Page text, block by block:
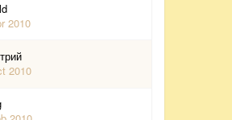
2010
2010